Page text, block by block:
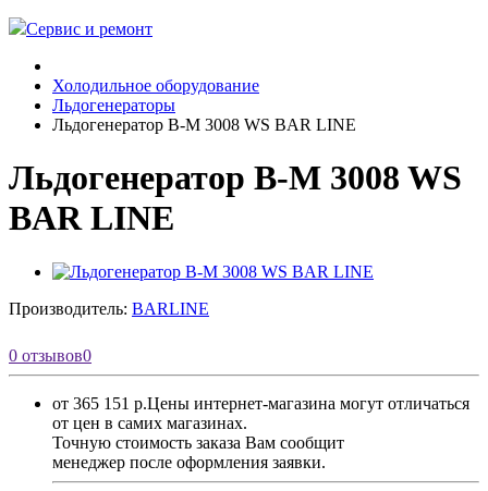
Сервис и ремонт
Холодильное оборудование
Льдогенераторы
Льдогенератор B-M 3008 WS BAR LINE
Льдогенератор B-M 3008 WS
BAR LINE
Производитель: BARLINE
0 отзывов0
от 365 151 р.Цены интернет-магазина могут отличаться
от цен в самих магазинах.
Точную стоимость заказа Вам сообщит
менеджер после оформления заявки.